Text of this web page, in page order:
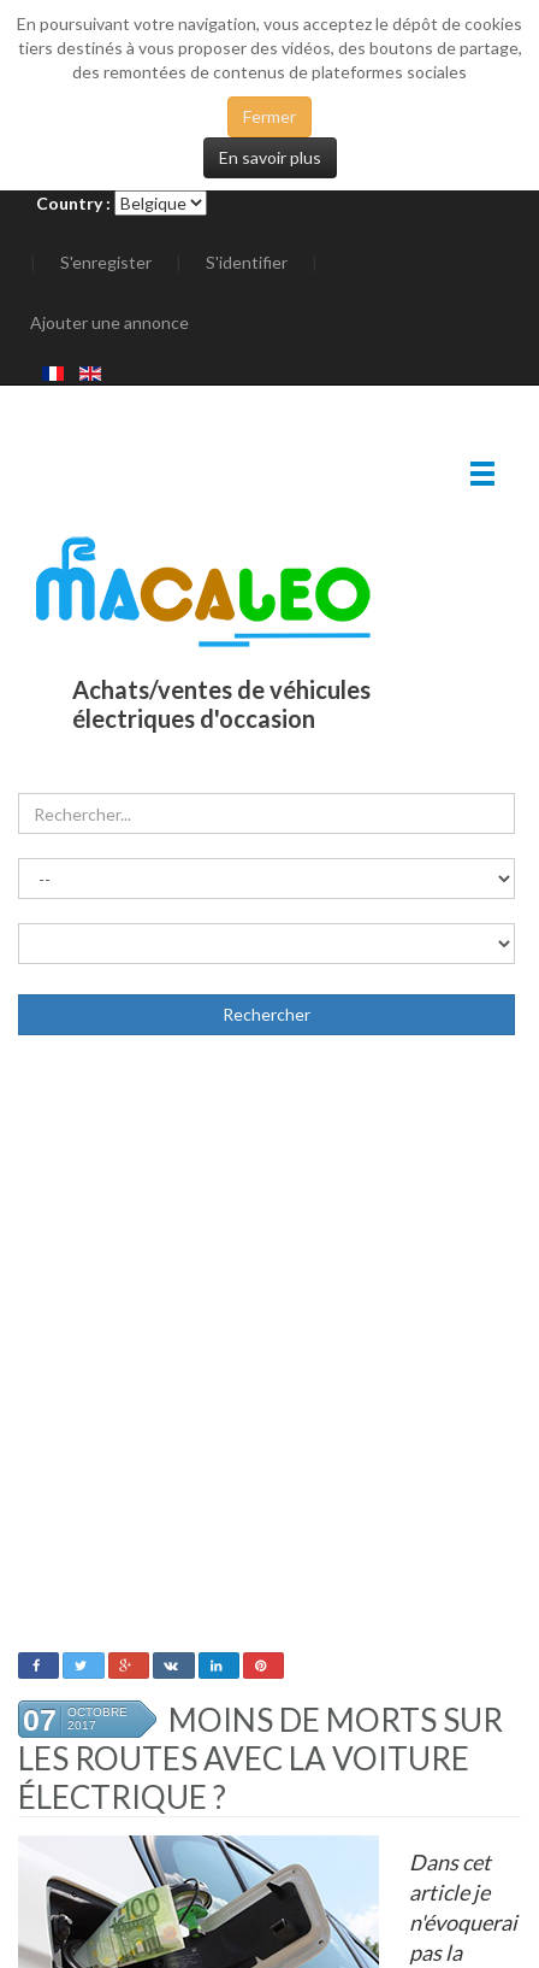
En poursuivant votre navigation, vous acceptez le dépôt de cookies
tiers destinés à vous proposer des vidéos, des boutons de partage,
des remontées de contenus de plateformes sociales
Fermer
En savoir plus
Country :
S'enregister S'identifier
Ajouter une annonce
Achats/ventes de véhicules
électriques d'occasion
07
OCTOBRE
2017
MOINS DE MORTS SUR
LES ROUTES AVEC LA VOITURE
ÉLECTRIQUE ?
Dans cet
article je
n'évoquerai
pas la